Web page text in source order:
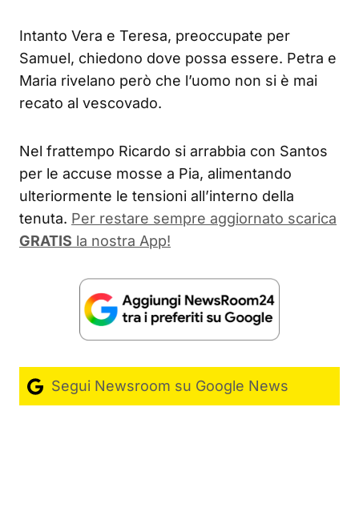
Intanto Vera e Teresa, preoccupate per
Samuel, chiedono dove possa essere. Petra e
Maria rivelano però che l’uomo non si è mai
recato al vescovado.
Nel frattempo Ricardo si arrabbia con Santos
per le accuse mosse a Pia, alimentando
ulteriormente le tensioni all’interno della
tenuta. Per restare sempre aggiornato scarica
GRATIS la nostra App!
Segui Newsroom su Google News